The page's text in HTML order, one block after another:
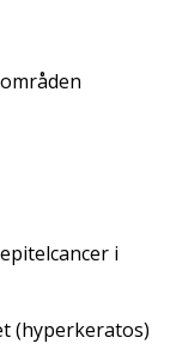
i
(hyperkeratos)